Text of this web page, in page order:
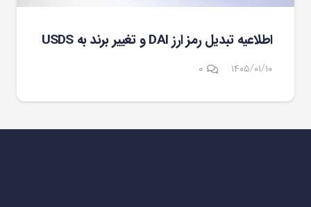
اطلاعیه تبدیل رمز ارز DAI و تغییر برند به USDS
۱۴۰۵/۰۱/۱۰ ۰